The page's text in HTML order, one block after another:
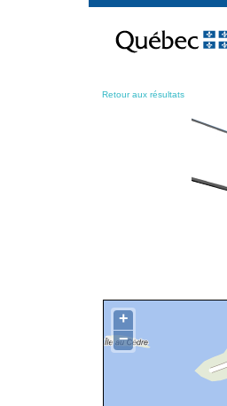
contenu
Retour aux résultats
+
−